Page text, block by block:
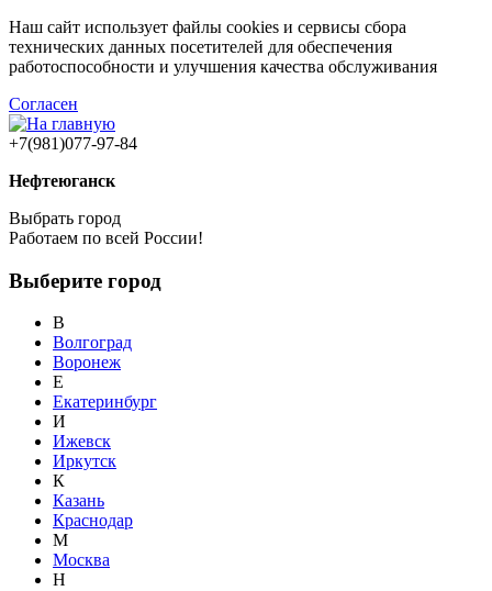
Наш сайт использует файлы cookies и сервисы сбора
технических данных посетителей для обеспечения
работоспособности и улучшения качества обслуживания
Согласен
+7(981)077-97-84
Нефтеюганск
Выбрать город
Работаем по всей России!
Выберите город
В
Волгоград
Воронеж
Е
Екатеринбург
И
Ижевск
Иркутск
К
Казань
Краснодар
М
Москва
Н